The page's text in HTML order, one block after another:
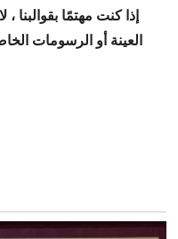
إذا كنت مهتمًا بقوالبنا ،
العينة أو الرسومات